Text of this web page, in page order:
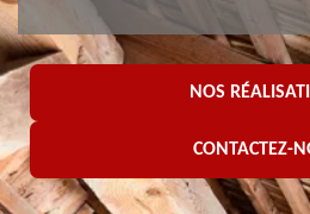
NOS
CONTACTEZ-